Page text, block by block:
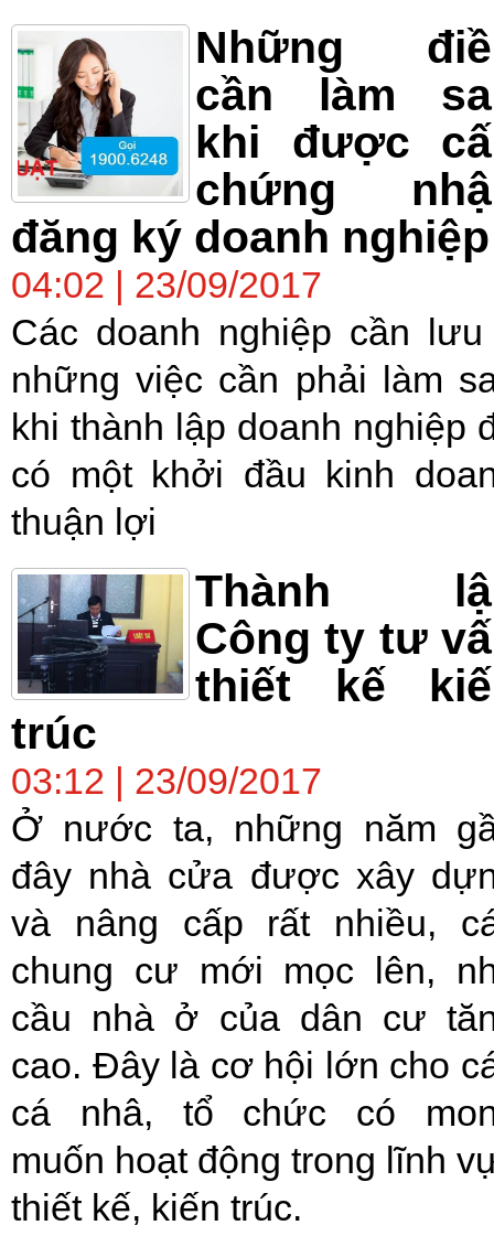
Những
cần làm
khi được
chứng
đăng ký doanh nghiệp
04:02 | 23/09/2017
Các doanh nghiệp cần
những việc cần phải làm
khi thành lập doanh nghiệp
có một khởi đầu kinh
thuận lợi
Thành
Công ty tư
thiết kế
trúc
03:12 | 23/09/2017
Ở nước ta, những năm
đây nhà cửa được xây
và nâng cấp rất nhiều,
chung cư mới mọc lên,
cầu nhà ở của dân cư
cao. Đây là cơ hội lớn cho
cá nhâ, tổ chức có
muốn hoạt động trong lĩnh
thiết kế, kiến trúc.